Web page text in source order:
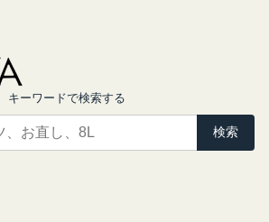
キーワードで検索する
検索